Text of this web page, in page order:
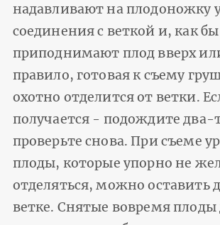
надавливают на плодоножку
соединения с веткой и, как бы
приподнимают плод вверх
правило, готовая к съему
охотно отделится от ветки.
получается - подождите два-
проверьте снова. При съеме
плоды, которые упорно не
отделяться, можно оставить
ветке. Снятые вовремя плоды